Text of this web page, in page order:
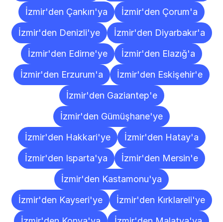
İzmir'den Çankırı'ya
İzmir'den Çorum'a
İzmir'den Denizli'ye
İzmir'den Diyarbakır'a
İzmir'den Edirne'ye
İzmir'den Elazığ'a
İzmir'den Erzurum'a
İzmir'den Eskişehir'e
İzmir'den Gaziantep'e
İzmir'den Gümüşhane'ye
İzmir'den Hakkari'ye
İzmir'den Hatay'a
İzmir'den Isparta'ya
İzmir'den Mersin'e
İzmir'den Kastamonu'ya
İzmir'den Kayseri'ye
İzmir'den Kırklareli'ye